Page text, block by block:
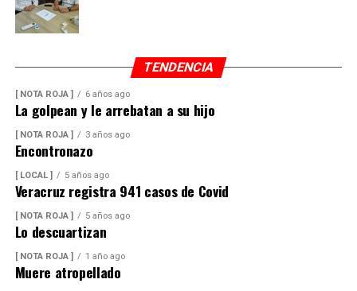
TENDENCIA
[ NOTA ROJA ] 6 años ago
La golpean y le arrebatan a su hijo
[ NOTA ROJA ] 3 años ago
Encontronazo
[ LOCAL ] 5 años ago
Veracruz registra 941 casos de Covid
[ NOTA ROJA ] 5 años ago
Lo descuartizan
[ NOTA ROJA ] 1 año ago
Muere atropellado